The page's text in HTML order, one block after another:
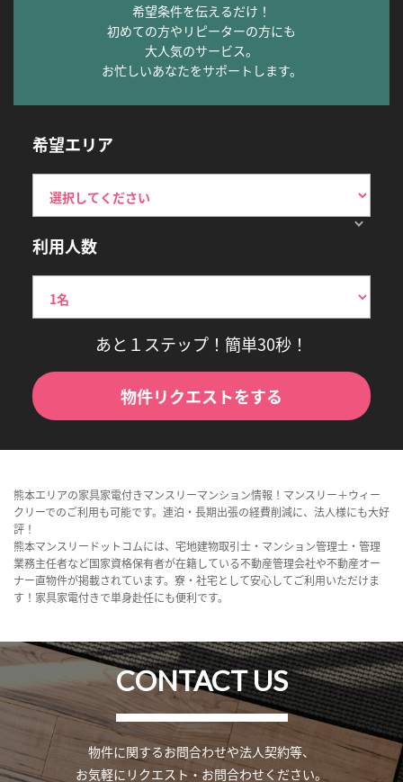
希望条件を伝えるだけ！
初めての方やリピーターの方にも
大人気のサービス。
お忙しいあなたをサポートします。
希望エリア
利用人数
あと１ステップ！簡単30秒！
物件リクエストをする
熊本エリアの家具家電付きマンスリーマンション情報！マンスリー＋ウィー
クリーでのご利用も可能です。連泊・長期出張の経費削減に、法人様にも大好
評！
熊本マンスリードットコムには、宅地建物取引士・マンション管理士・管理
業務主任者など国家資格保有者が在籍している不動産管理会社や不動産オー
ナー直物件が掲載されています。寮・社宅として安心してご利用いただけま
す！家具家電付きで単身赴任にも便利です。
CONTACT US
物件に関するお問合わせや法人契約等、
お気軽にリクエスト・お問合わせください。